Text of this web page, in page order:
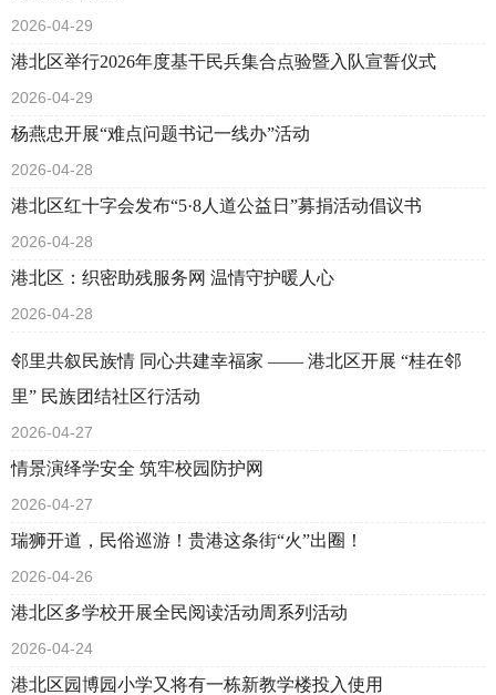
2026-04-29
港北区举行2026年度基干民兵集合点验暨入队宣誓仪式
2026-04-29
杨燕忠开展“难点问题书记一线办”活动
2026-04-28
港北区红十字会发布“5·8人道公益日”募捐活动倡议书
2026-04-28
港北区：织密助残服务网 温情守护暖人心
2026-04-28
邻里共叙民族情 同心共建幸福家 —— 港北区开展 “桂在邻
里” 民族团结社区行活动
2026-04-27
情景演绎学安全 筑牢校园防护网
2026-04-27
瑞狮开道，民俗巡游！贵港这条街“火”出圈！
2026-04-26
港北区多学校开展全民阅读活动周系列活动
2026-04-24
港北区园博园小学又将有一栋新教学楼投入使用